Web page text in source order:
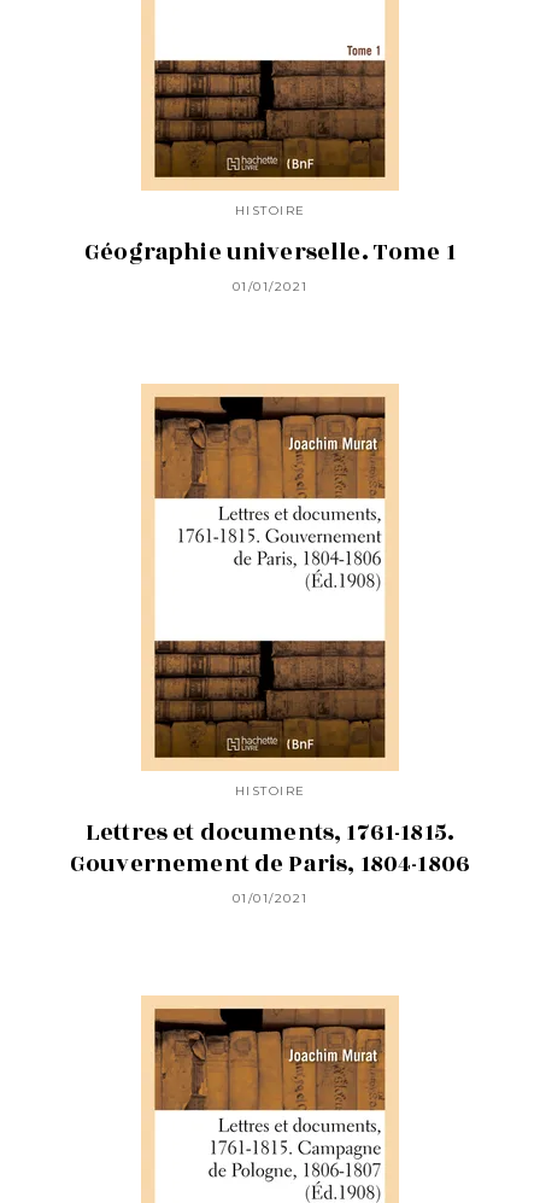
HISTOIRE
Géographie universelle. Tome 1
01/01/2021
HISTOIRE
Lettres et documents, 1761-1815.
Gouvernement de Paris, 1804-1806
01/01/2021